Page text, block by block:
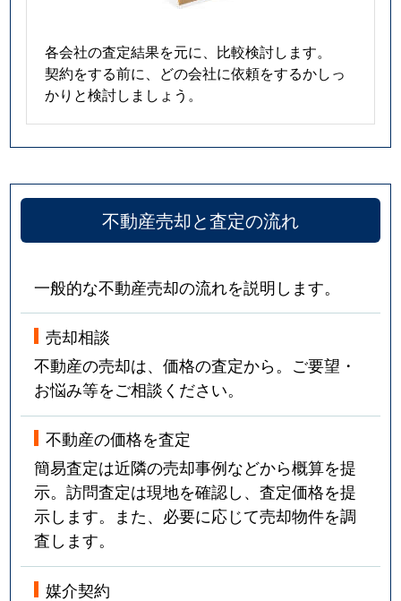
各会社の査定結果を元に、比較検討します。
契約をする前に、どの会社に依頼をするかしっ
かりと検討しましょう。
不動産売却と査定の流れ
一般的な不動産売却の流れを説明します。
売却相談
不動産の売却は、価格の査定から。ご要望・
お悩み等をご相談ください。
不動産の価格を査定
簡易査定は近隣の売却事例などから概算を提
示。訪問査定は現地を確認し、査定価格を提
示します。また、必要に応じて売却物件を調
査します。
媒介契約